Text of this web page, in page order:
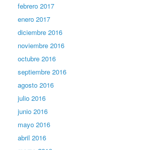
febrero 2017
enero 2017
diciembre 2016
noviembre 2016
octubre 2016
septiembre 2016
agosto 2016
julio 2016
junio 2016
mayo 2016
abril 2016